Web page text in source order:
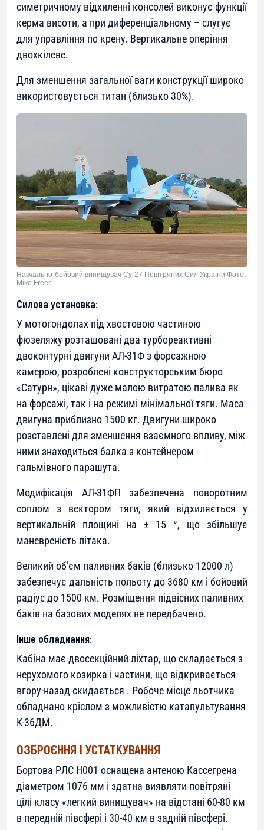
симетричному відхиленні консолей виконує функції
керма висоти, а при диференціальному – слугує
для управління по крену. Вертикальне оперіння
двохкілеве.
Для зменшення загальної ваги конструкції широко
використовується титан (близько 30%).
Навчально-бойовий винищувач Су-27 Повітряних Сил України Фото:
Mike Freer
Силова установка:
У мотогондолах під хвостовою частиною
фюзеляжу розташовані два турбореактивні
двоконтурні двигуни АЛ-31Ф з форсажною
камерою, розроблені конструкторським бюро
«Сатурн», цікаві дуже малою витратою палива як
на форсажі, так і на режимі мінімальної тяги. Маса
двигуна приблизно 1500 кг. Двигуни широко
розставлені для зменшення взаємного впливу, між
ними знаходиться балка з контейнером
гальмівного парашута.
Модифікація АЛ-31ФП забезпечена поворотним
соплом з вектором тяги, який відхиляється у
вертикальній площині на ± 15 °, що збільшує
маневреність літака.
Великий об’єм паливних баків (близько 12000 л)
забезпечує дальність польоту до 3680 км і бойовий
радіус до 1500 км. Розміщення підвісних паливних
баків на базових моделях не передбачено.
Інше обладнання:
Кабіна має двосекційний ліхтар, що складається з
нерухомого козирка і частини, що відкривається
вгору-назад скидається . Робоче місце льотчика
обладнано кріслом з можливістю катапультування
К-36ДМ.
ОЗБРОЄННЯ І УСТАТКУВАННЯ
Бортова РЛС Н001 оснащена антеною Кассегрена
діаметром 1076 мм і здатна виявляти повітряні
цілі класу «легкий винищувач» на відстані 60-80 км
в передній півсфері і 30-40 км в задній півсфері.